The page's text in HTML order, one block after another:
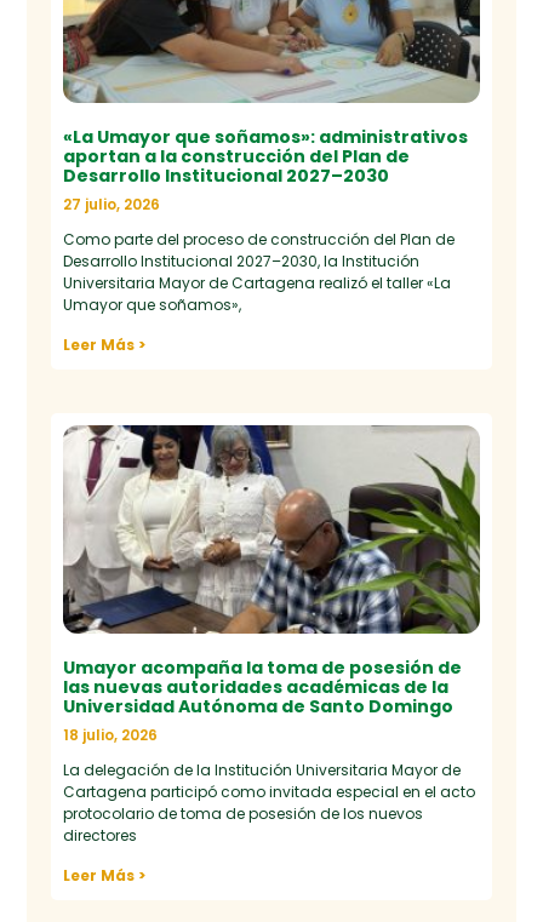
«La Umayor que soñamos»: administrativos
aportan a la construcción del Plan de
Desarrollo Institucional 2027–2030
27 julio, 2026
Como parte del proceso de construcción del Plan de
Desarrollo Institucional 2027–2030, la Institución
Universitaria Mayor de Cartagena realizó el taller «La
Umayor que soñamos»,
Leer Más >
Umayor acompaña la toma de posesión de
las nuevas autoridades académicas de la
Universidad Autónoma de Santo Domingo
18 julio, 2026
La delegación de la Institución Universitaria Mayor de
Cartagena participó como invitada especial en el acto
protocolario de toma de posesión de los nuevos
directores
Leer Más >